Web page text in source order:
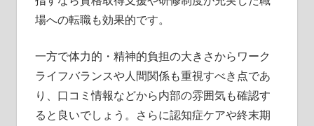
場への転職も効果的です。
一方で体力的・精神的負担の大きさからワーク
ライフバランスや人間関係も重視すべき点であ
り、口コミ情報などから内部の雰囲気も確認す
ると良いでしょう。さらに認知症ケアや終末期